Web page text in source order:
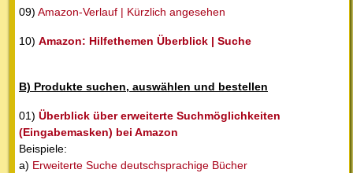
09) Amazon-Verlauf | Kürzlich angesehen
10) Amazon: Hilfethemen Überblick | Suche
B) Produkte suchen, auswählen und bestellen
01) Überblick über erweiterte Suchmöglichkeiten
(Eingabemasken) bei Amazon
Beispiele:
a) Erweiterte Suche deutschsprachige Bücher